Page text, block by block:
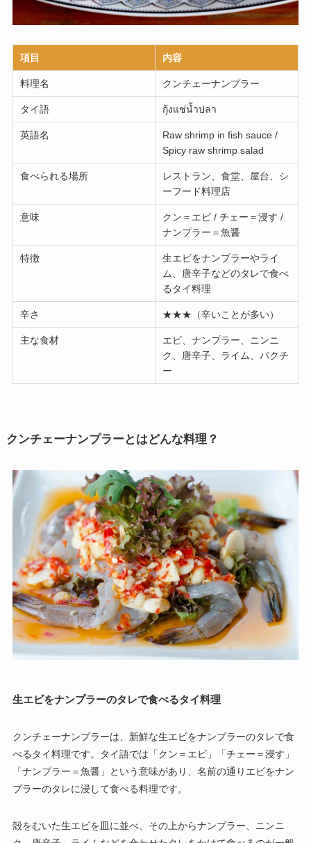
項目 内容
料理名 クンチェーナンプラー
タイ語 กุ้งแช่น้ำปลา
英語名
Raw shrimp in fish sauce /
Spicy raw shrimp salad
食べられる場所
レストラン、食堂、屋台、シ
ーフード料理店
意味
クン＝エビ / チェー＝浸す /
ナンプラー＝魚醤
特徴
生エビをナンプラーやライ
ム、唐辛子などのタレで食べ
るタイ料理
辛さ ★★★（辛いことが多い）
主な食材
エビ、ナンプラー、ニンニ
ク、唐辛子、ライム、パクチ
ー
クンチェーナンプラーとはどんな料理？
生エビをナンプラーのタレで食べるタイ料理
クンチェーナンプラーは、新鮮な生エビをナンプラーのタレで食
べるタイ料理です。タイ語では「クン＝エビ」「チェー＝浸す」
「ナンプラー＝魚醤」という意味があり、名前の通りエビをナン
プラーのタレに浸して食べる料理です。
殻をむいた生エビを皿に並べ、その上からナンプラー、ニンニ